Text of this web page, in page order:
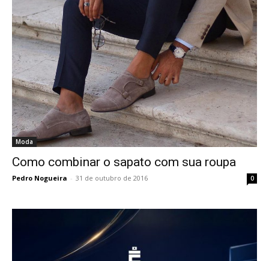
Moda
Como combinar o sapato com sua roupa
Pedro Nogueira - 31 de outubro de 2016 0